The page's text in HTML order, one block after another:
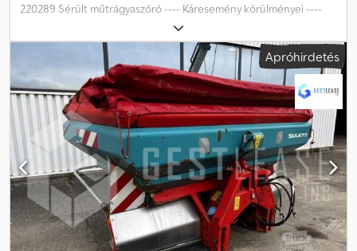
220289 Sérült műtrágyaszóró ---- Káresemény körülményei ----
Felborulás ---- Főbb sérült részegységek ---- Dodpfxjqy Nkfe An
Nskr - Alváz Az eladási ár áfa nélkül értendő. Szállítás külön díj
ellenében megoldható. További információk és fotók
weboldalunkon! Kérjük, egyeztessen időpontot, hogy a lehető
legjobb körülmények között fogadhassuk! Társaságunk, amely a
gépek vételére és eladására specializálódott, gyors szakértői
felmérést és azonnali kifizetést követően mindenféle
professzionális eszköz visszavásárlását is vállalja. Szeretettel várjuk
új telephelyünkön: 17 Route d’Eschau, 67400 ILLKIRCH-
GRAFFENSTADEN Strasbourg déli részén, több mint 100 000 m2-
es gépparkkal és teljesen felszerelt műhellyel rendelkezünk, több,
mint 350 féle eszközt kínálunk: építőipari gépek, anyagmozgató
berendezések, mezőgazdasági gépek, nehézgépjárművek,
személygépkocsik, kisteherautók – a készlet havonta frissül. *A
Apróhirdetés